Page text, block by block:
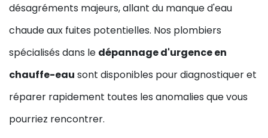
désagréments majeurs, allant du manque d'eau
chaude aux fuites potentielles. Nos plombiers
spécialisés dans le dépannage d'urgence en
chauffe-eau sont disponibles pour diagnostiquer et
réparer rapidement toutes les anomalies que vous
pourriez rencontrer.